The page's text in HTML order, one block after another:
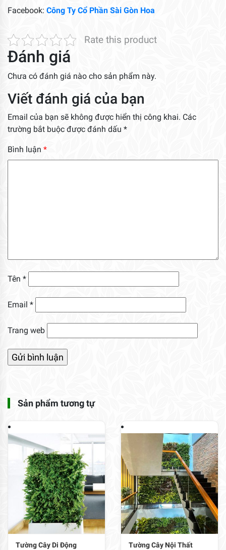
Facebook: Công Ty Cổ Phần Sài Gòn Hoa
Rate this product
Đánh giá
Chưa có đánh giá nào cho sản phẩm này.
Viết đánh giá của bạn
Email của bạn sẽ không được hiển thị công khai. Các
trường bắt buộc được đánh dấu *
Bình luận *
Tên *
Email *
Trang web
Sản phẩm tương tự
Tường Cây Di Động
Tường Cây Nội Thất